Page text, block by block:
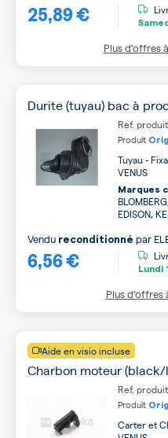
25,89 €
Plus d’offres
Durite (tuyau) bac à
Ref.
Produit
Tuyau -
VENUS
Marques
EDISON,
6,56 €
Vendu reconditionné par
Lundi
Plus
Aide en visio incluse
Charbon moteur (black/
Ref.
Produit
Carter et